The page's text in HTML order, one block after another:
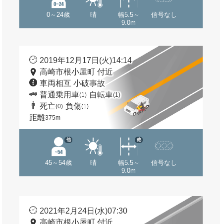
0～24歳 晴
幅5.5～
9.0m
信号なし
2019年12月17日(火)14:14
高崎市根小屋町 付近
車両相互 小破事故
普通乗用車(1) 自転車(1)
死亡(0) 負傷(1)
距離375m
45～54歳
他
晴
幅5.5～
9.0m
他
信号なし
2021年2月24日(水)07:30
高崎市根小屋町 付近